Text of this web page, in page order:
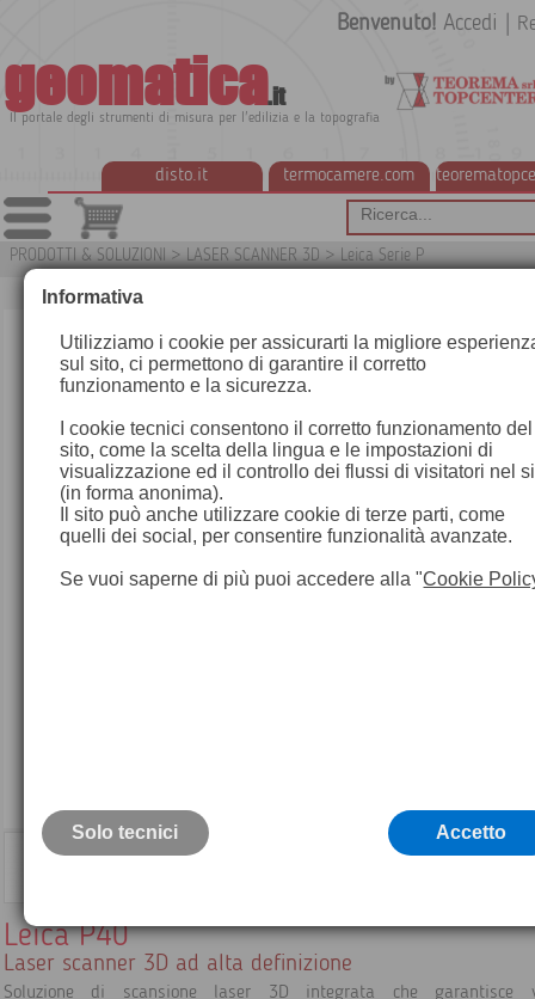
geomatica.it
Il portale degli strumenti di misura per l'edilizia e la topografia
disto.it termocamere.com
Benvenuto! Accedi
PRODOTTI & SOLUZIONI > LASER SCANNER 3D > Leica Serie P
Leica P40
Laser scanner 3D ad alta definizione
Soluzione di scansione laser 3D integrata che garantisce
Informativa
Utilizziamo i cookie per assicurarti la migliore
sul sito, ci permettono di garantire il corretto
funzionamento e la sicurezza.
I cookie tecnici consentono il corretto funzionamento del
sito, come la scelta della lingua e le impostazioni di
visualizzazione ed il controllo dei flussi di visitatori nel
(in forma anonima).
Il sito può anche utilizzare cookie di terze parti, come
quelli dei social, per consentire funzionalità avanzate.
Se vuoi saperne di più puoi accedere alla "Cookie
Solo tecnici Accetto